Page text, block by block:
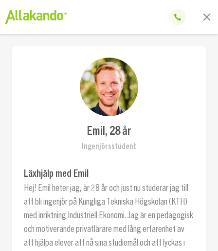
Emil, 28 år
Ingenjörsstudent
Läxhjälp med Emil
Hej! Emil heter jag, är 28 år och just nu studerar jag till
att bli ingenjör på Kungliga Tekniska Högskolan (KTH)
med inriktning Industriell Ekonomi. Jag är en pedagogisk
och motiverande privatlärare med lång erfarenhet av
att hjälpa elever att nå sina studiemål och att lyckas i